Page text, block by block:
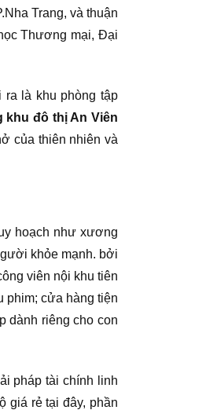
Trang, và thuận
Thương mại, Đại
ra là khu phòng tập
khu đô thị An Viên
của thiên nhiên và
hoạch như xương
khỏe mạnh. bởi
viên nội khu tiên
phim; cửa hàng tiện
dành riêng cho con
pháp tài chính linh
giá rẻ tại đây, phần